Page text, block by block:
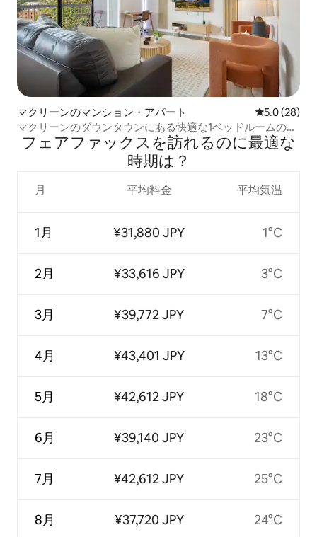
マクリーンのマンション・アパート レビュー28
5.0 (28)
マクリーンのダウンタウンにある快適な1ベッドルームのア
パート-バルコニー/駐車場
フェアファックスを訪⁠れ⁠るの⁠に最⁠適⁠な
時⁠期⁠は⁠？
月
1月
2月
3月
4月
5月
6月
7月
8月
平均料金
¥31,880 JPY
¥33,616 JPY
¥39,772 JPY
¥43,401 JPY
¥42,612 JPY
¥39,140 JPY
¥42,612 JPY
¥37,720 JPY
平均気温
1°C
3°C
7°C
13°C
18°C
23°C
25°C
24°C